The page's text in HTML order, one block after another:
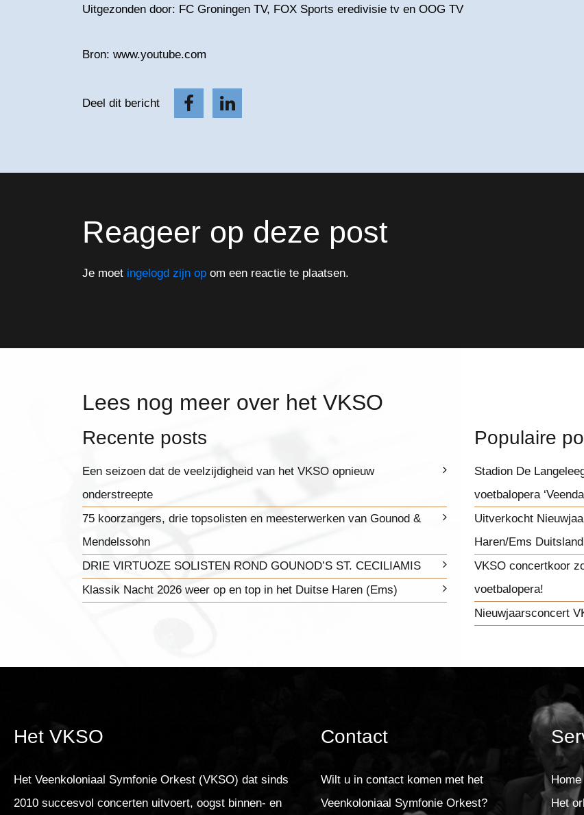
Uitgezonden door: FC Groningen TV, FOX Sports eredivisie tv en OOG TV
Bron: www.youtube.com
Deel dit bericht
Reageer op deze post
Je moet ingelogd zijn op om een reactie te plaatsen.
Lees nog meer over het VKSO
Recente posts
Een seizoen dat de veelzijdigheid van het VKSO opnieuw
onderstreepte
75 koorzangers, drie topsolisten en meesterwerken van Gounod &
Mendelssohn
DRIE VIRTUOZE SOLISTEN ROND GOUNOD’S ST. CECILIAMIS
Klassik Nacht 2026 weer op en top in het Duitse Haren (Ems)
Populaire
Stadion De
voetbalopera
Uitverkocht
Haren/Ems Duitsland
VKSO concertkoor
voetbalopera!
Nieuwjaarsconcert
Het VKSO
Het Veenkoloniaal Symfonie Orkest (VKSO) dat sinds
2010 succesvol concerten uitvoert, oogst binnen- en
Contact
Wilt u in contact komen met het
Veenkoloniaal Symfonie Orkest?
Home
Het